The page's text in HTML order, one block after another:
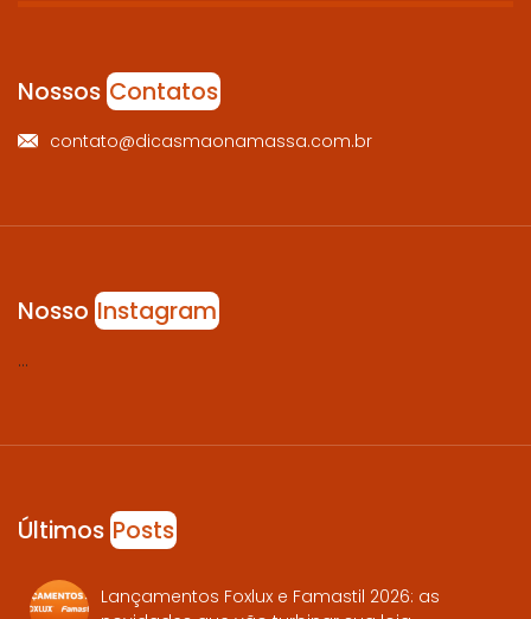
Nossos Contatos
contato@dicasmaonamassa.com.br
Nosso Instagram
…
Últimos Posts
Lançamentos Foxlux e Famastil 2026: as